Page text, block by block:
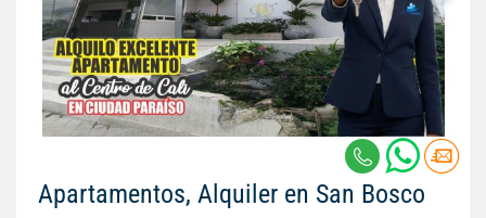
Apartamentos, Alquiler en San Bosco